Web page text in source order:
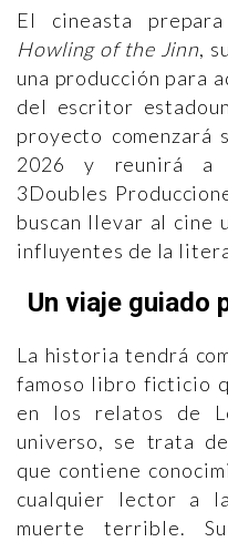
El cineasta prepara
Howling of the Jinn,
una producción para
del escritor
proyecto comenzará
2026 y reunirá a
3Doubles
buscan llevar al cine
influyentes de la
Un viaje guiado
La historia tendrá
famoso libro ficticio
en los relatos de
universo, se trata
que contiene
cualquier lector a
muerte terrible.